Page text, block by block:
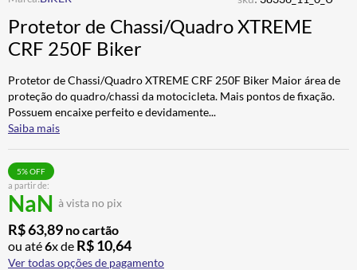
Protetor de Chassi/Quadro XTREME
CRF 250F Biker
Protetor de Chassi/Quadro XTREME CRF 250F Biker Maior área de
proteção do quadro/chassi da motocicleta. Mais pontos de fixação.
Possuem encaixe perfeito e devidamente...
Saiba mais
a partir de:
NaN à vista no pix
5% OFF
R$63,89 no cartão
ou até6x de R$10,64
Ver todas opções de pagamento
5º LUVA
6º BAU
7º CALÇA
8º ALPINESTAR
9º AIROH
10º